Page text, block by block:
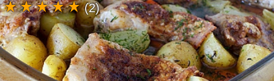
(2)